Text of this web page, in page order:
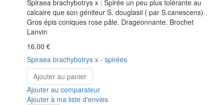
Spiraea brachybotrys x : Spirée un peu plus tolérante au
calcaire que son géniteur S. douglasii ( par S.canescens) .
Gros épis coniques rose pâle. Drageonnante. Brochet
Lanvin
16,00 €
Spiraea brachybotrys x - spirées
Ajouter au panier
Ajouter au comparateur
Ajouter à ma liste d'envies